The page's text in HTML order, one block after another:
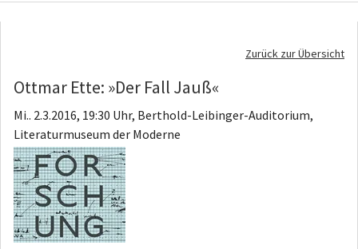
Zurück zur Übersicht
Ottmar Ette: »Der Fall Jauß«
Mi.. 2.3.2016, 19:30 Uhr, Berthold-Leibinger-Auditorium,
Literaturmuseum der Moderne